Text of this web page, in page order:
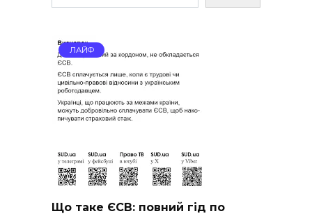
ЛАЙФ
Що таке ЄСВ: повний гід по